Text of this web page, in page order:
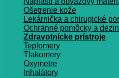
Ošetrenie kože
Lekárnička a chirugické
Ochranné pomôcky a
Zdravotnícke prístroje
Teplomery
Tlakomery
Oxymetre
Inhalátory